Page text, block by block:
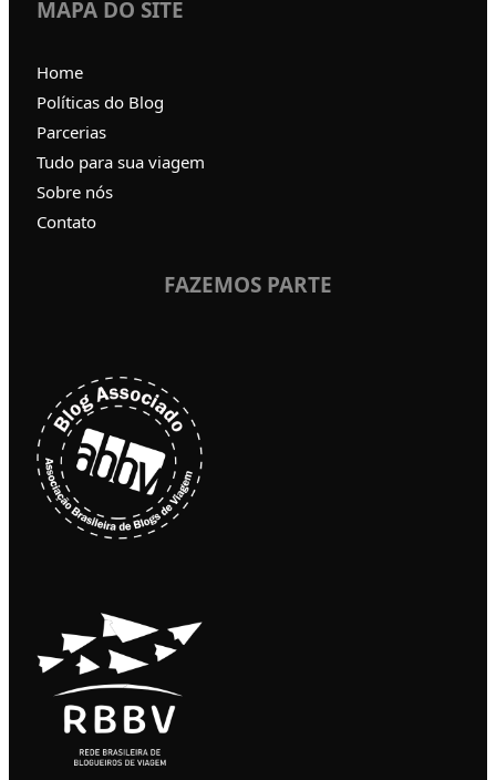
MAPA DO SITE
Home
Políticas do Blog
Parcerias
Tudo para sua viagem
Sobre nós
Contato
FAZEMOS PARTE